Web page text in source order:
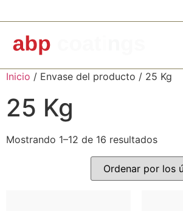
Inicio / Envase del producto / 25 Kg
25 Kg
Mostrando 1–12 de 16 resultados